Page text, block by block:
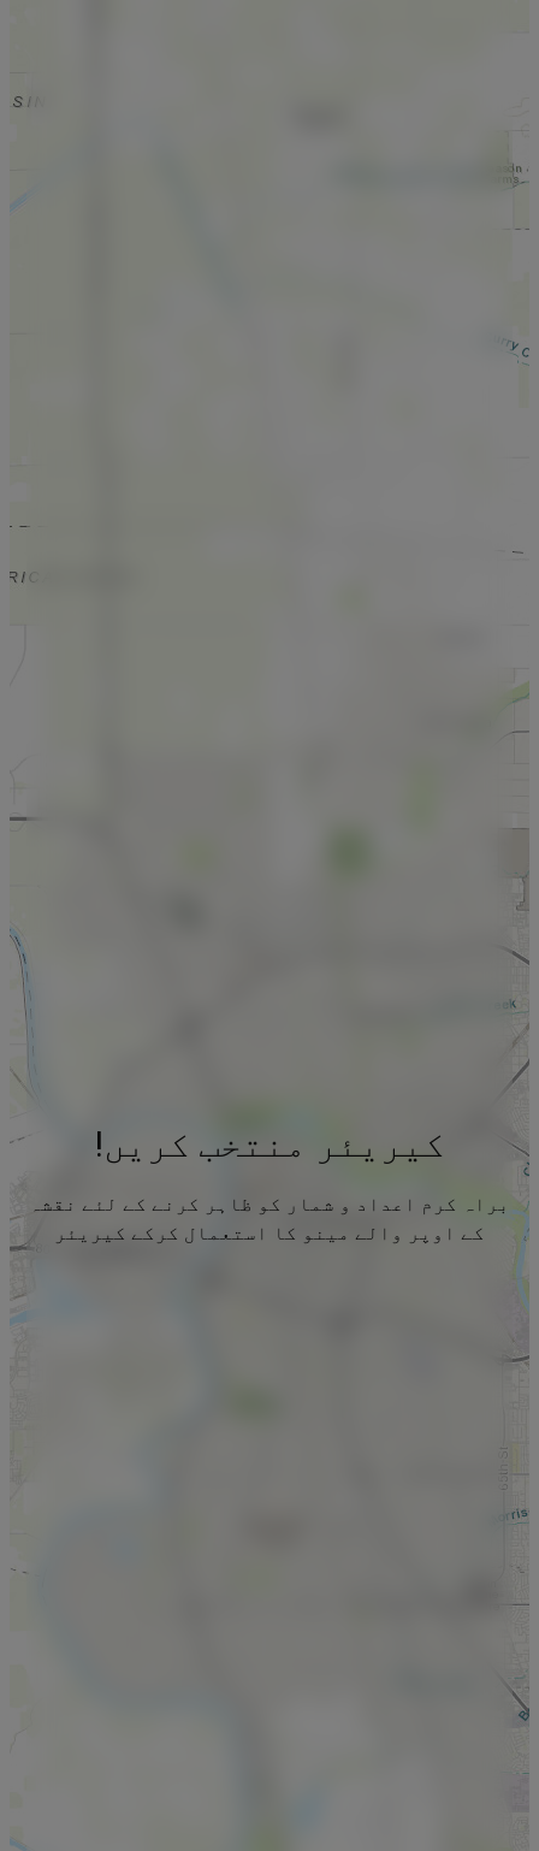
کیریئر منتخب کریں!
براہ کرم اعداد و شمار کو ظاہر کرنے کے لئے نقشہ
کے اوپر والے مینو کا استعمال کرکے کیریئر